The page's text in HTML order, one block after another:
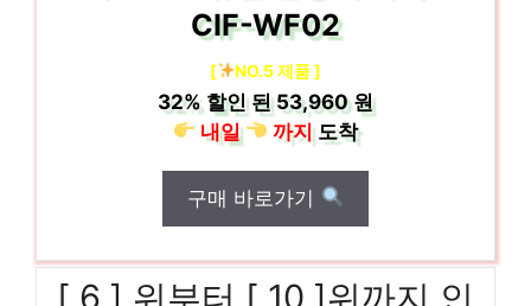
CIF-WF02
[ NO.5 제품 ]
32% 할인 된53,960 원
내일
까지도착
구매 바로가기
[ 6 ] 위부터 [ 10 ]위까지 인